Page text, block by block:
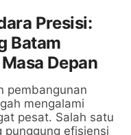
Presisi:
Batam
Depan
pembangunan
mengalami
pesat. Salah satu
punggung efisiensi